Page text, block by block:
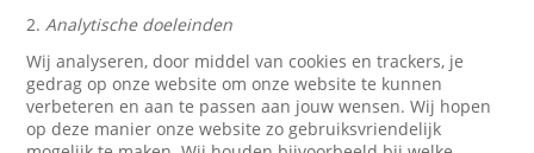
2.Analytische doeleinden
Wij analyseren, door middel van cookies en trackers, je
gedrag op onze website om onze website te kunnen
verbeteren en aan te passen aan jouw wensen. Wij hopen
op deze manier onze website zo gebruiksvriendelijk